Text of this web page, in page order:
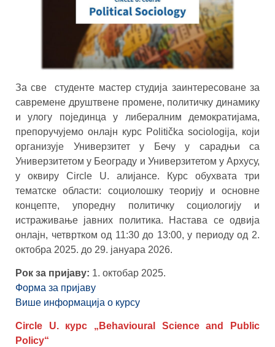
За све студенте мастер студија заинтересоване за
савремене друштвене промене, политичку динамику
и улогу појединца у либералним демократијама,
препоручујемо онлајн курс Politička sociologija, који
организује Универзитет у Бечу у сарадњи са
Универзитетом у Београду и Универзитетом у Архусу,
у оквиру Circle U. алијансе. Курс обухвата три
тематске области: социолошку теорију и основне
концепте, упоредну политичку социологију и
истраживање јавних политика. Настава се одвија
онлајн, четвртком од 11:30 до 13:00, у периоду од 2.
октобра 2025. до 29. јануара 2026.
Рок за пријаву: 1. октобар 2025.
Форма за пријаву
Више информација о курсу
Circle U. курс „Behavioural Science and Public
Policy“